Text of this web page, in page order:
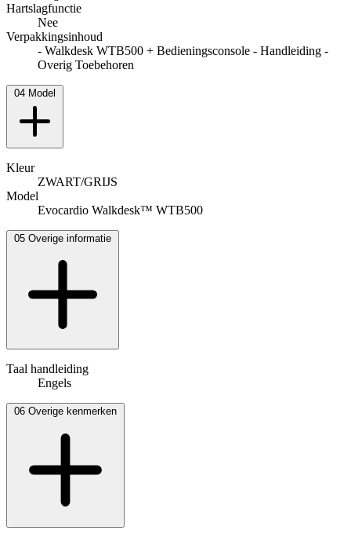
Hartslagfunctie
Nee
Verpakkingsinhoud
- Walkdesk WTB500 + Bedieningsconsole - Handleiding -
Overig Toebehoren
04 Model
Kleur
ZWART/GRIJS
Model
Evocardio Walkdesk™ WTB500
05 Overige informatie
Taal handleiding
Engels
06 Overige kenmerken